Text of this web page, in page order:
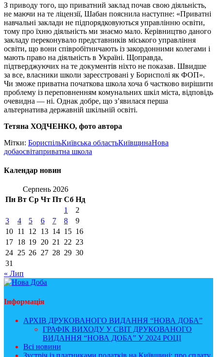
З приводу того, що приватний заклад почав свою діяльність,
не маючи на те ліцензії, Шабан пояснила наступне: «Приватні
навчальні заклади не підпорядковуються управлінню освіти,
тому про їхню діяльність ми знаємо мало. Керівництво даного
закладу переконувало представників міського управління
освіти, що вони співробітничають із закордонними колегами і
мають право на діяльність в Україні. Щоправда,
підтверджуючих на те документів ніхто не показав. Швидше
за все, власники школи зареєстровані у Борисполі як ФОП».
Чи зможе приватна початкова школа хоча б частково вирішити
проблему із переповненням комунальних шкіл міста, відповідь
очевидна — ні. Однак добре, що з’явилася перша
альтернатива державній шкільній освіті.
Тетяна ХОДЧЕНКО, фото автора
Мітки: БориспільКиївська областьКиївщинаНова
добаосвітаприватна школа
Календар новин
Серпень 2026
Пн Вт Ср Чт Пт Сб Нд
1
2
3
4 5 6 7 8
9
10 11 12 13 14 15 16
17 18 19 20 21 22 23
24 25 26 27 28 29 30
31
« Лип
Інформація
АРХІВ ДРУКОВАНОГО ВИДАННЯ “НОВА ДОБА”
ГРАФІК ВИХОДУ У СВІТ ДРУКОВАНОГО
ВИДАННЯ “НОВА ДОБА” У 2024 РОЦІ
Всі новини
Зустріч із платниками податків на Київщині: про сплату